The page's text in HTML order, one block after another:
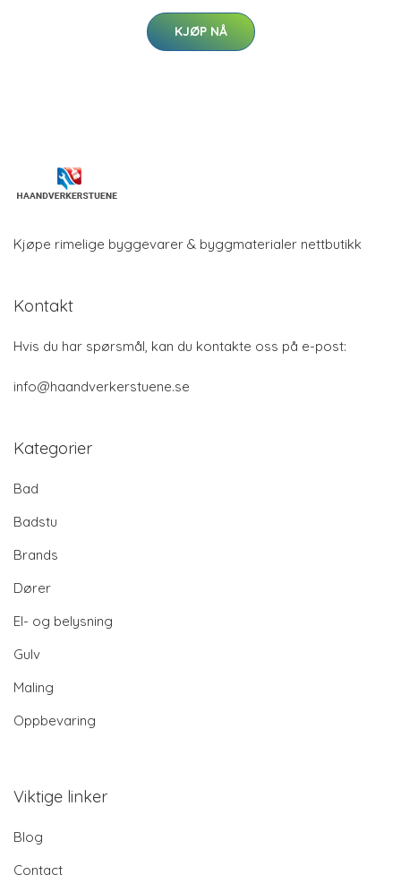
KJØP NÅ
Kjøpe rimelige byggevarer & byggmaterialer nettbutikk
Kontakt
Hvis du har spørsmål, kan du kontakte oss på e-post:
info@haandverkerstuene.se
Kategorier
Bad
Badstu
Brands
Dører
El- og belysning
Gulv
Maling
Oppbevaring
Viktige linker
Blog
Contact